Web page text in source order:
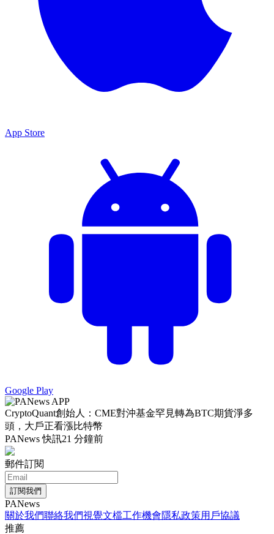
App Store
Google Play
CryptoQuant創始人：CME對沖基金罕見轉為BTC期貨淨多
頭，大戶正看漲比特幣
PANews 快訊21 分鐘前
郵件訂閱
訂閱我們
PANews
關於我們聯絡我們視覺文檔工作機會隱私政策用戶協議
推薦